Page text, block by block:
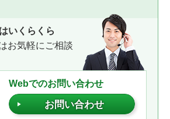
いくらくら
お気軽にご相談
Webでのお問い合わせ
お問い合わせ